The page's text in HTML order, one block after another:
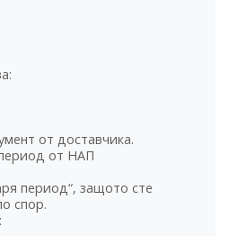
от доставчика.
от НАП
период“, защото сте
спор.